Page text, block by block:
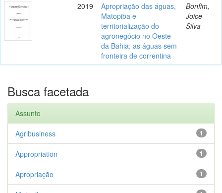
2019
Apropriação das águas,
Matopiba e
territorialização do
agronegócio no Oeste
da Bahia: as águas sem
fronteira de correntina
Bonfim,
Joice
Silva
Busca facetada
Assunto
1
Agribusiness
1
Appropriation
1
Apropriação